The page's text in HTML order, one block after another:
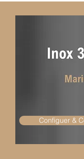
Configuer &